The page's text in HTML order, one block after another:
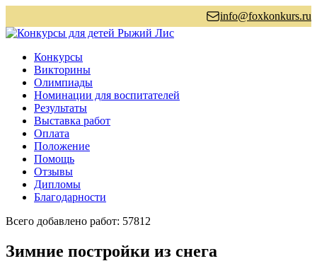
info@foxkonkurs.ru
Конкурсы
Викторины
Олимпиады
Номинации для воспитателей
Результаты
Выставка работ
Оплата
Положение
Помощь
Отзывы
Дипломы
Благодарности
Всего добавлено работ: 57812
Зимние постройки из снега